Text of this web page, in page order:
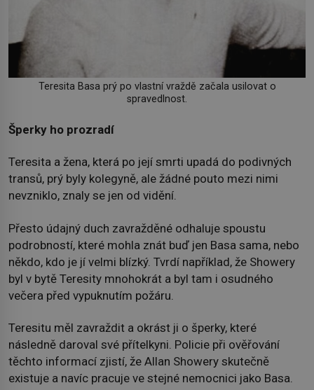
Teresita Basa prý po vlastní vraždě začala usilovat o
spravedlnost.
Šperky ho prozradí
Teresita a žena, která po její smrti upadá do podivných
transů, prý byly kolegyně, ale žádné pouto mezi nimi
nevzniklo, znaly se jen od vidění.
Přesto údajný duch zavražděné odhaluje spoustu
podrobností, které mohla znát buď jen Basa sama, nebo
někdo, kdo je jí velmi blízký. Tvrdí například, že Showery
byl v bytě Teresity mnohokrát a byl tam i osudného
večera před vypuknutím požáru.
Teresitu měl zavraždit a okrást ji o šperky, které
následně daroval své přítelkyni. Policie při ověřování
těchto informací zjistí, že Allan Showery skutečně
existuje a navíc pracuje ve stejné nemocnici jako Basa.